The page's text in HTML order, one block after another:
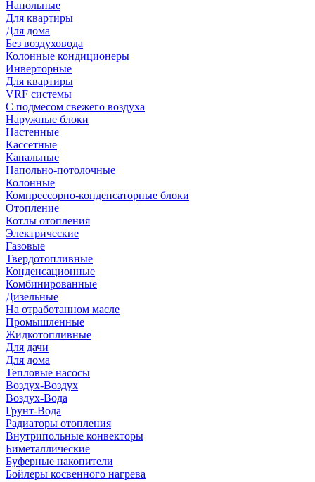
Напольные
Для квартиры
Для дома
Без воздуховода
Колонные кондиционеры
Инверторные
Для квартиры
VRF системы
С подмесом свежего воздуха
Наружные блоки
Настенные
Кассетные
Канальные
Напольно-потолочные
Колонные
Компрессорно-конденсаторные блоки
Отопление
Котлы отопления
Электрические
Газовые
Твердотопливные
Конденсационные
Комбинированные
Дизельные
На отработанном масле
Промышленные
Жидкотопливные
Для дачи
Для дома
Тепловые насосы
Воздух-Воздух
Воздух-Вода
Грунт-Вода
Радиаторы отопления
Внутрипольные конвекторы
Биметаллические
Буферные накопители
Бойлеры косвенного нагрева